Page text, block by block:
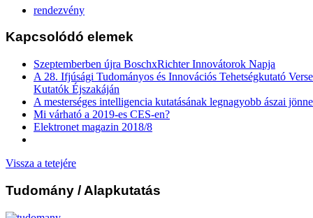
rendezvény
Kapcsolódó elemek
Szeptemberben újra BoschxRichter Innovátorok Napja
A 28. Ifjúsági Tudományos és Innovációs Tehetségkutató
Kutatók Éjszakáján
A mesterséges intelligencia kutatásának legnagyobb ászai
Mi várható a 2019-es CES-en?
Elektronet magazin 2018/8
Vissza a tetejére
Tudomány / Alapkutatás